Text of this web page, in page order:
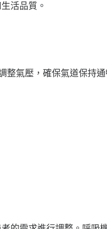
活品質。
整氣壓，確保氣道保持